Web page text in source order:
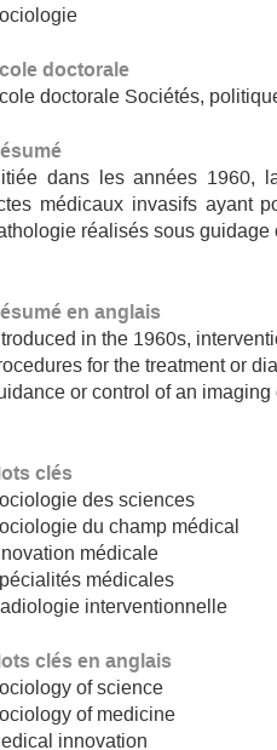
doctorale
doctorale Sociétés,
dans les années 1960,
médicaux invasifs ayant
réalisés sous guidage
en anglais
in the 1960s,
for the treatment or
or control of an
clés
des sciences
du champ médical
médicale
médicales
interventionnelle
clés en anglais
of science
of medicine
innovation